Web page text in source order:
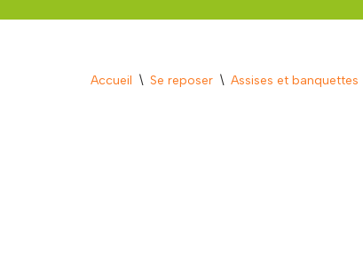
Accueil \ Se reposer \ Assises et banquettes